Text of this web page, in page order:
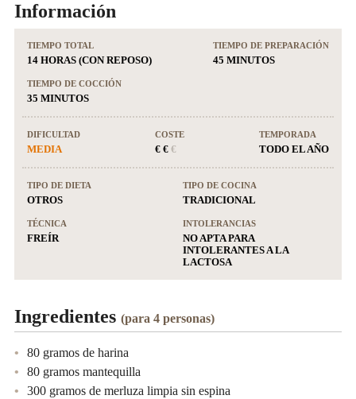
Información
TIEMPO TOTAL
14 HORAS (CON REPOSO)
TIEMPO DE PREPARACIÓN
45 MINUTOS
TIEMPO DE COCCIÓN
35 MINUTOS
DIFICULTAD
MEDIA
COSTE
€ € €
TEMPORADA
TODO EL AÑO
TIPO DE DIETA
OTROS
TIPO DE COCINA
TRADICIONAL
TÉCNICA
FREÍR
INTOLERANCIAS
NO APTA PARA
INTOLERANTES A LA
LACTOSA
Ingredientes (para 4 personas)
80 gramos de harina
80 gramos mantequilla
300 gramos de merluza limpia sin espina